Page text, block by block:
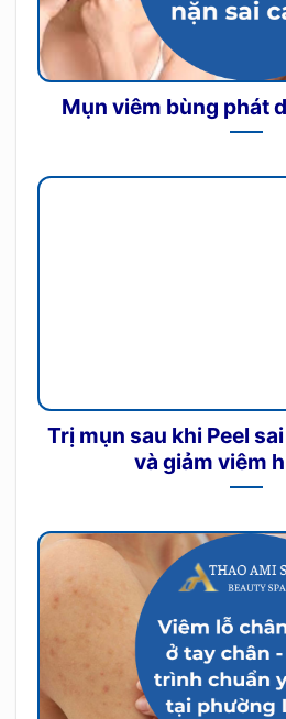
Mụn viêm bùng phát
Trị mụn sau khi Peel
và giảm viêm